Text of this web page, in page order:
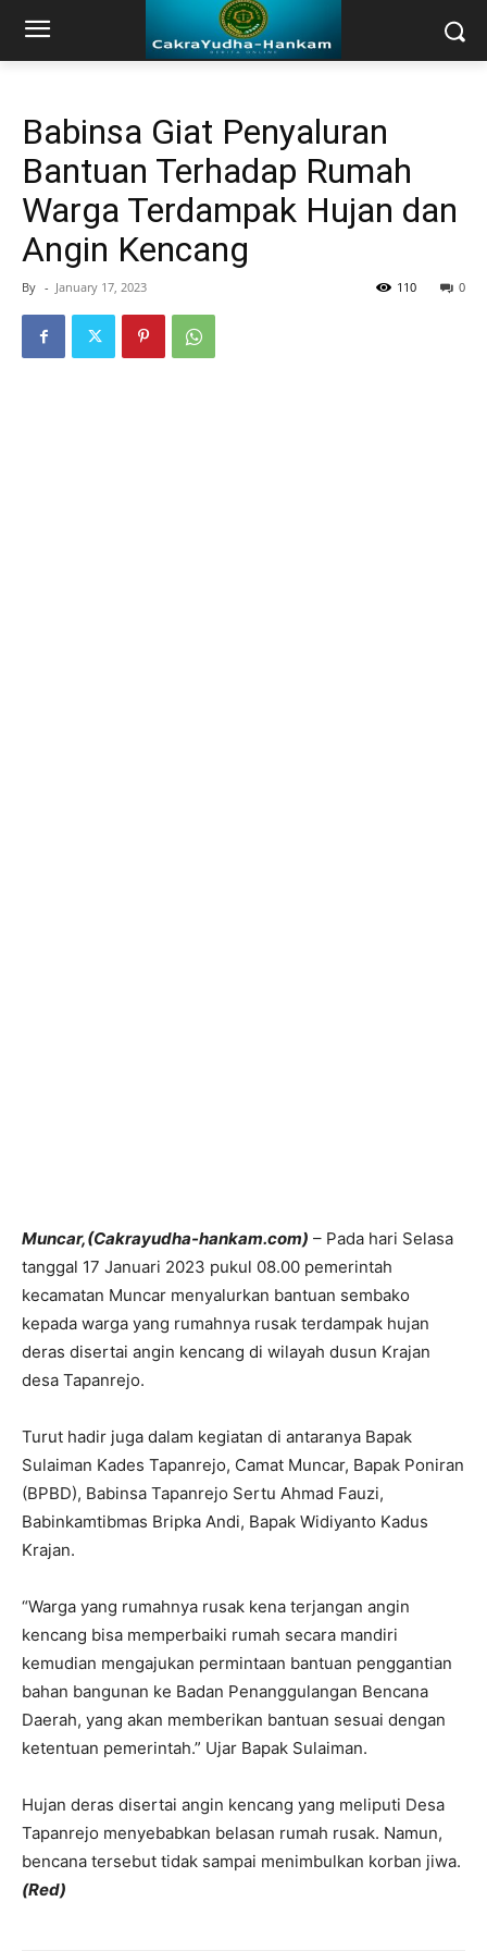
Babinsa Giat Penyaluran
Bantuan Terhadap Rumah
Warga Terdampak Hujan dan
Angin Kencang
By - January 17, 2023 0
110
Muncar,(Cakrayudha-hankam.com) – Pada hari Selasa
tanggal 17 Januari 2023 pukul 08.00 pemerintah
kecamatan Muncar menyalurkan bantuan sembako
kepada warga yang rumahnya rusak terdampak hujan
deras disertai angin kencang di wilayah dusun Krajan
desa Tapanrejo.
Turut hadir juga dalam kegiatan di antaranya Bapak
Sulaiman Kades Tapanrejo, Camat Muncar, Bapak Poniran
(BPBD), Babinsa Tapanrejo Sertu Ahmad Fauzi,
Babinkamtibmas Bripka Andi, Bapak Widiyanto Kadus
Krajan.
“Warga yang rumahnya rusak kena terjangan angin
kencang bisa memperbaiki rumah secara mandiri
kemudian mengajukan permintaan bantuan penggantian
bahan bangunan ke Badan Penanggulangan Bencana
Daerah, yang akan memberikan bantuan sesuai dengan
ketentuan pemerintah.” Ujar Bapak Sulaiman.
Hujan deras disertai angin kencang yang meliputi Desa
Tapanrejo menyebabkan belasan rumah rusak. Namun,
bencana tersebut tidak sampai menimbulkan korban jiwa.
(Red)